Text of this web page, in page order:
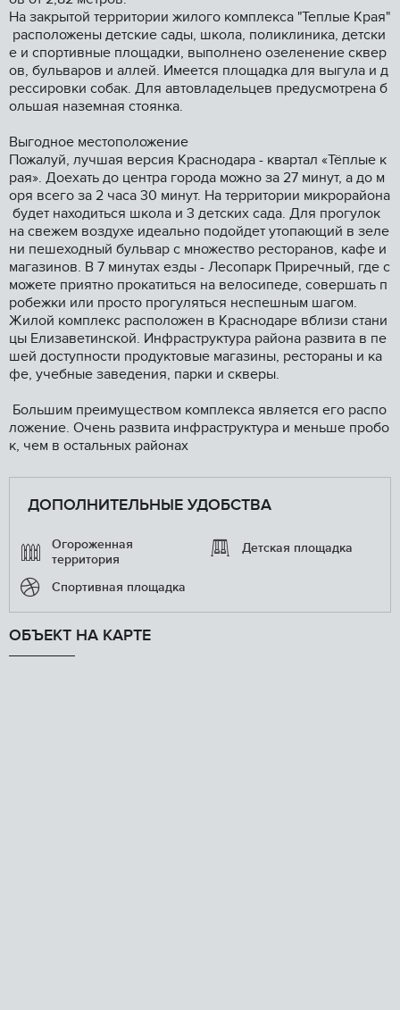
На закрытой территории жилого комплекса "Теплые Края"
расположены детские сады, школа, поликлиника, детски
е и спортивные площадки, выполнено озеленение сквер
ов, бульваров и аллей. Имеется площадка для выгула и д
рессировки собак. Для автовладельцев предусмотрена б
ольшая наземная стоянка.
Выгодное местоположение
Пожалуй, лучшая версия Краснодара - квартал «Тёплые к
рая». Доехать до центра города можно за 27 минут, а до м
оря всего за 2 часа 30 минут. На территории микрорайона
будет находиться школа и 3 детских сада. Для прогулок
на свежем воздухе идеально подойдет утопающий в зеле
ни пешеходный бульвар с множество ресторанов, кафе и
магазинов. В 7 минутах езды - Лесопарк Приречный, где с
можете приятно прокатиться на велосипеде, совершать п
робежки или просто прогуляться неспешным шагом.
Жилой комплекс расположен в Краснодаре вблизи стани
цы Елизаветинской. Инфраструктура района развита в пе
шей доступности продуктовые магазины, рестораны и ка
фе, учебные заведения, парки и скверы.
Большим преимуществом комплекса является его распо
ложение. Очень развита инфраструктура и меньше пробо
к, чем в остальных районах
ДОПОЛНИТЕЛЬНЫЕ УДОБСТВА
Огороженная
территория
Детская площадка
Спортивная площадка
ОБЪЕКТ НА КАРТЕ